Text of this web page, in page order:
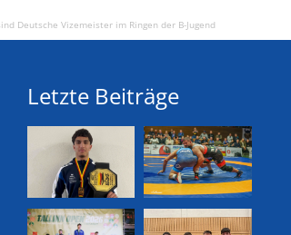
Deutsche Vizemeister im Ringen der B-Jugend
Letzte Beiträge